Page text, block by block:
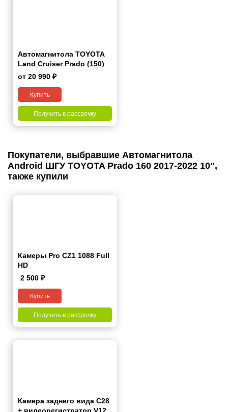
Автомагнитола TOYOTA
Land Cruiser Prado (150)
2009-2013 7"
от 20 990 ₽
Купить
Получить в рассрочку
Покупатели, выбравшие Автомагнитола
Android ШГУ TOYOTA Prado 160 2017-2022 10",
также купили
Камеры Pro CZ1 1088 Full
HD
2 500 ₽
Купить
Получить в рассрочку
Камера заднего вида C28